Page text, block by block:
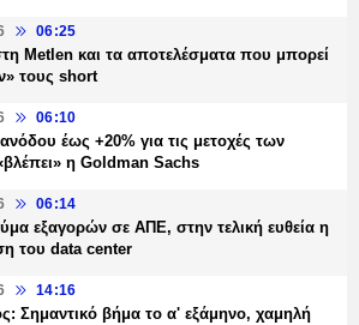
06:25
Metlen και τα αποτελέσματα που μπορεί
τους short
06:10
έως +20% για τις μετοχές των
η Goldman Sachs
06:14
εξαγορών σε ΑΠΕ, στην τελική ευθεία η
του data center
14:16
Σημαντικό βήμα το α' εξάμηνο, χαμηλή